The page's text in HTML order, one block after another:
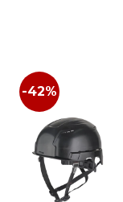
-42%